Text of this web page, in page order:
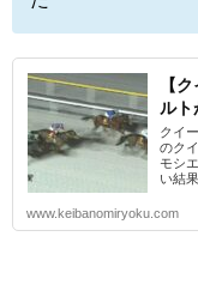
【
ルト
クイ
のク
モシ
い結
www.keibanomiryoku.com